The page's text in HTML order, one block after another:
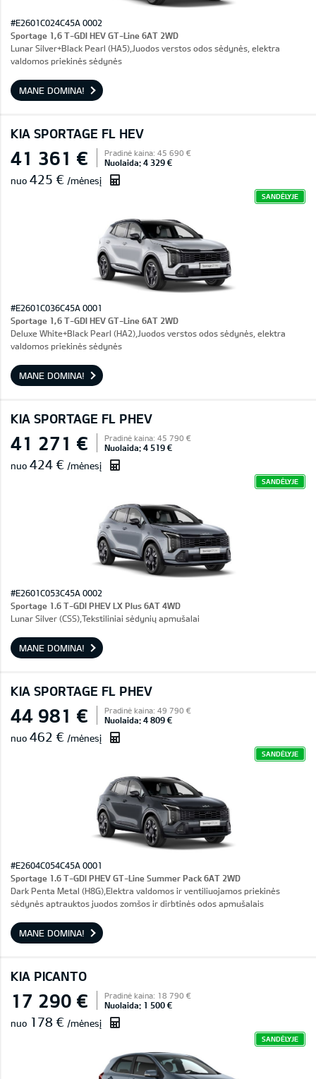
#E2601C024C45A 0002
Sportage 1,6 T-GDI HEV GT-Line 6AT 2WD
Lunar Silver+Black Pearl (HA5),Juodos verstos odos sėdynės, elektra
valdomos priekinės sėdynės
MANE DOMINA!
KIA SPORTAGE FL HEV
41 361 € Pradinė kaina: 45 690 €
Nuolaida: 4 329 €
nuo 425 € /mėnesį
SANDĖLYJE
#E2601C036C45A 0001
Sportage 1,6 T-GDI HEV GT-Line 6AT 2WD
Deluxe White+Black Pearl (HA2),Juodos verstos odos sėdynės, elektra
valdomos priekinės sėdynės
MANE DOMINA!
KIA SPORTAGE FL PHEV
41 271 € Pradinė kaina: 45 790 €
Nuolaida: 4 519 €
nuo 424 € /mėnesį
SANDĖLYJE
#E2601C053C45A 0002
Sportage 1.6 T-GDI PHEV LX Plus 6AT 4WD
Lunar Silver (CSS),Tekstiliniai sėdynių apmušalai
MANE DOMINA!
KIA SPORTAGE FL PHEV
44 981 € Pradinė kaina: 49 790 €
Nuolaida: 4 809 €
nuo 462 € /mėnesį
SANDĖLYJE
#E2604C054C45A 0001
Sportage 1.6 T-GDI PHEV GT-Line Summer Pack 6AT 2WD
Dark Penta Metal (H8G),Elektra valdomos ir ventiliuojamos priekinės
sėdynės aptrauktos juodos zomšos ir dirbtinės odos apmušalais
MANE DOMINA!
KIA PICANTO
17 290 € Pradinė kaina: 18 790 €
Nuolaida: 1 500 €
nuo 178 € /mėnesį
SANDĖLYJE